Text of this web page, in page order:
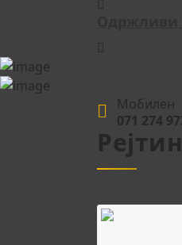
Мобилен
071 274